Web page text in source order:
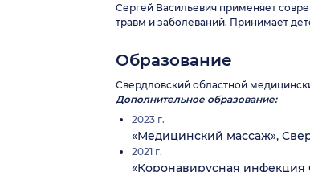
Сергей Васильевич применяет
травм и заболеваний. Принимает
Образование
Свердловский областной
Дополнительное образование:
2023 г.
«Медицинский массаж»,
2021 г.
«Коронавирусная инфекция